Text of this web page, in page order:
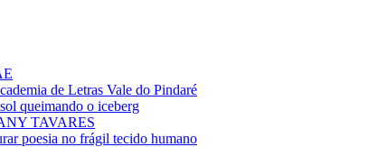
de Letras Vale do Pindaré
queimando o iceberg
TAVARES
poesia no frágil tecido humano